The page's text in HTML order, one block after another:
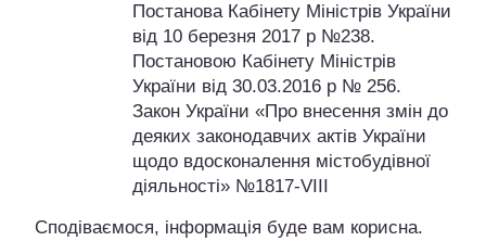
Постанова Кабінету Міністрів України
від 10 березня 2017 р №238.
Постановою Кабінету Міністрів
України від 30.03.2016 р № 256.
Закон України «Про внесення змін до
деяких законодавчих актів України
щодо вдосконалення містобудівної
діяльності» №1817-VIII
Сподіваємося, інформація буде вам корисна.